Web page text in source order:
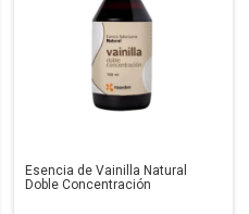
Esencia de Vainilla Natural
Doble Concentración